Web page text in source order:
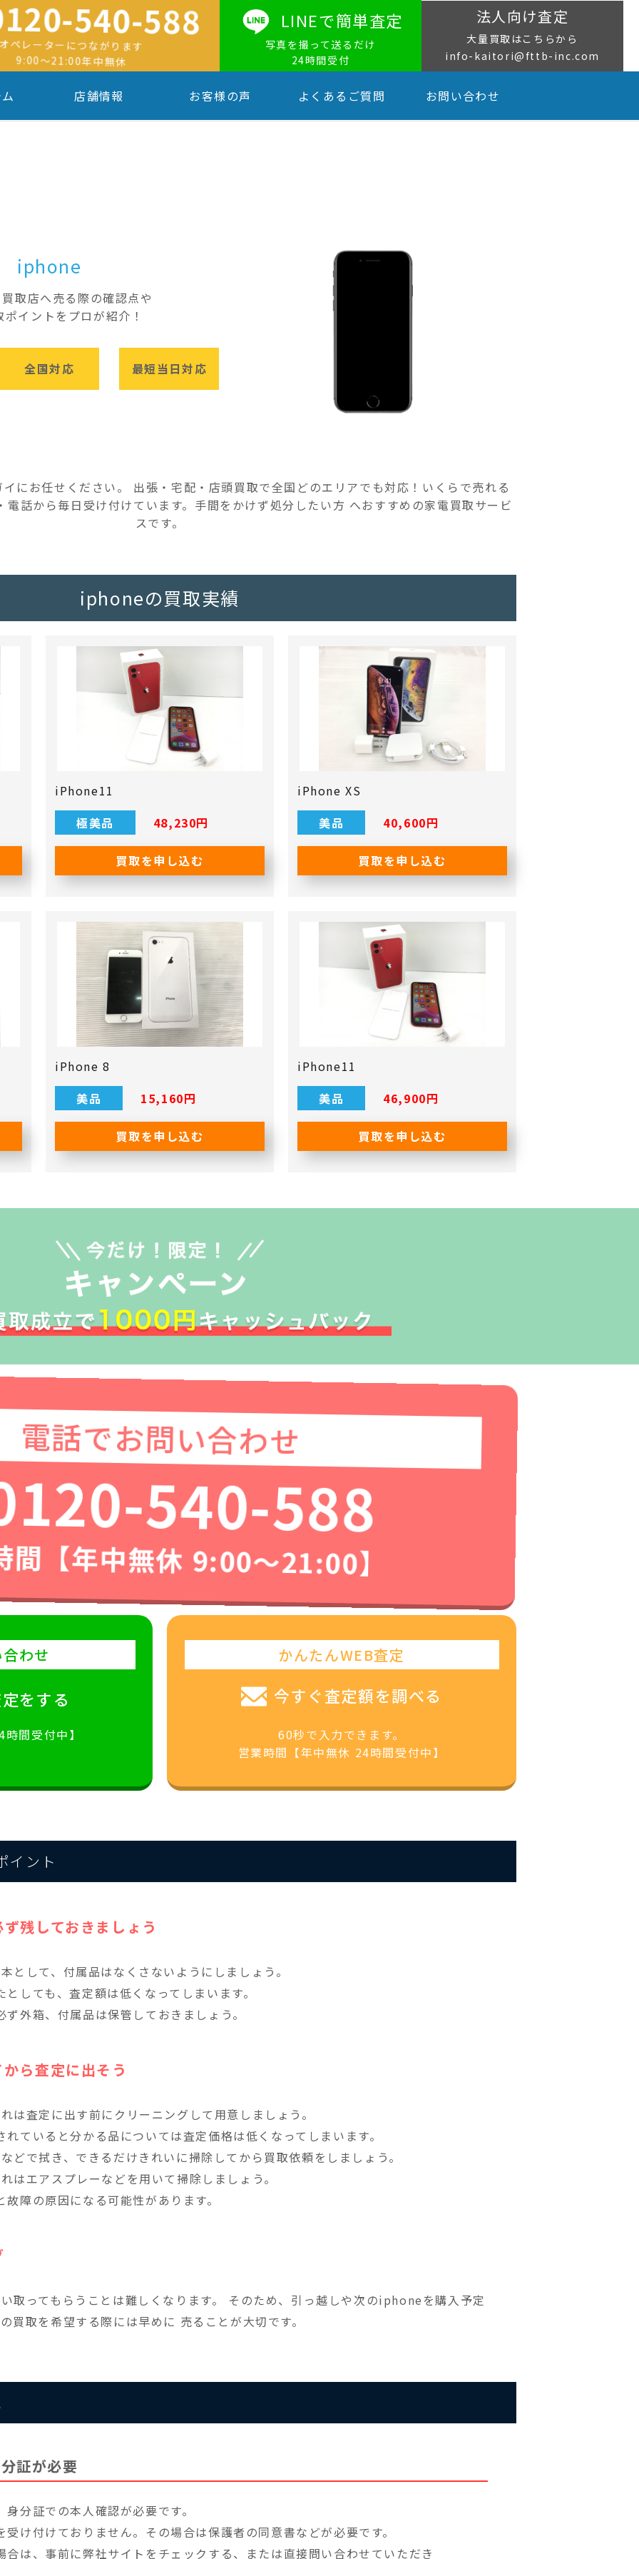
540-588
ペレーターにつながります
9:00〜21:00年中無休
LINEで簡単査定
写真を撮って送るだけ
24時間受付
法人向け査定
大量買取はこちらから
info-kaitori@fttb-inc.com
店舗情報 お客様の声 よくあるご質問 お問い合わせ
iphone
取店へ売る際の確認点や
イントをプロが紹介！
全国対応 最短当日対応
にお任せください。 出張・宅配・店頭買取で全国どのエリアでも対応！いくらで売れる
話から毎日受け付けています。手間をかけず処分したい方 へおすすめの家電買取サービ
スです。
iphoneの買取実績
iPhone11
極美品
48,230円
買取を申し込む
iPhone XS
美品
40,600円
買取を申し込む
iPhone 8
美品
15,160円
買取を申し込む
iPhone11
美品
46,900‬円
買取を申し込む
電話でお問い合わせ
540-588
間【年中無休 9:00〜21:00】
わせ
をする
間受付中】
かんたんWEB査定
今すぐ査定額を調べる
60秒で入力できます。
営業時間【年中無休 24時間受付中】
イント
残しておきましょう
して、付属品はなくさないようにしましょう。
しても、査定額は低くなってしまいます。
外箱、付属品は保管しておきましょう。
ら査定に出そう
査定に出す前にクリーニングして用意しましょう。
ていると分かる品については査定価格は低くなってしまいます。
で拭き、できるだけきれいに掃除してから買取依頼をしましょう。
エアスプレーなどを用いて掃除しましょう。
障の原因になる可能性があります。
取ってもらうことは難しくなります。 そのため、引っ越しや次のiphoneを購入予定
取を希望する際には早めに 売ることが大切です。
証が必要
分証での本人確認が必要です。
け付けておりません。その場合は保護者の同意書などが必要です。
は、事前に弊社サイトをチェックする、または直接問い合わせていただき